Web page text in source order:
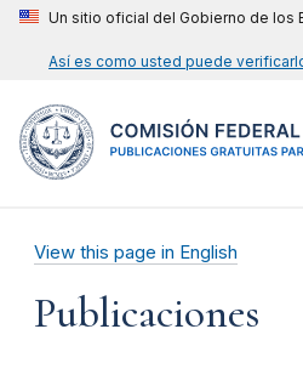
Un sitio oficial del Gobierno de los
Así es como usted puede
View this page in English
Publicaciones